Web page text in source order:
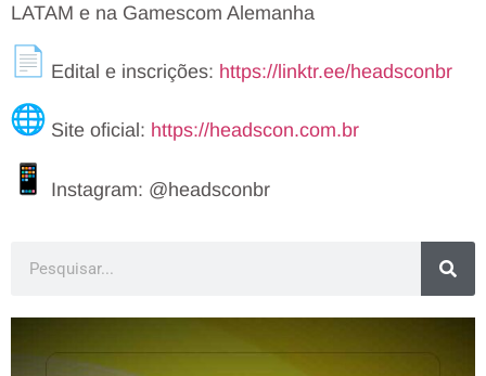
LATAM e na Gamescom Alemanha
Edital e inscrições: https://linktr.ee/headsconbr
Site oficial: https://headscon.com.br
Instagram: @headsconbr